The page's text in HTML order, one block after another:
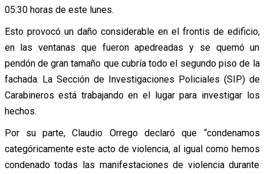
05:30 horas de este lunes.
Esto provocó un daño considerable en el frontis de edificio,
en las ventanas que fueron apedreadas y se quemó un
pendón de gran tamaño que cubría todo el segundo piso de la
fachada. La Sección de Investigaciones Policiales (SIP) de
Carabineros está trabajando en el lugar para investigar los
hechos.
Por su parte, Claudio Orrego declaró que “condenamos
categóricamente este acto de violencia, al igual como hemos
condenado todas las manifestaciones de violencia durante